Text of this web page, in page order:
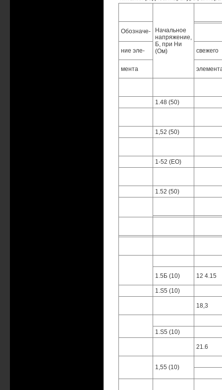
Начальное
напряжение,
Б, при Ни
(Ом)
Обозначе-
ние эле- свежего
мента
1.48 (50)
1,52 (50)
1-52 (ЕО)
1.52 (50)
1.5Б (10) 12 4.15
1.S5 (10)
18,3
1.S5 (10)
21.6
1,55 (10)